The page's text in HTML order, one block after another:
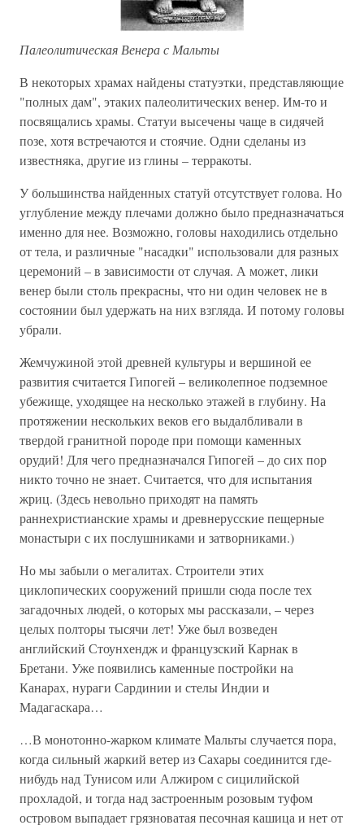
Палеолитическая Венера с Мальты
В некоторых храмах найдены статуэтки, представляющие
"полных дам", этаких палеолитических венер. Им-то и
посвящались храмы. Статуи высечены чаще в сидячей
позе, хотя встречаются и стоячие. Одни сделаны из
известняка, другие из глины – терракоты.
У большинства найденных статуй отсутствует голова. Но
углубление между плечами должно было предназначаться
именно для нее. Возможно, головы находились отдельно
от тела, и различные "насадки" использовали для разных
церемоний – в зависимости от случая. А может, лики
венер были столь прекрасны, что ни один человек не в
состоянии был удержать на них взгляда. И потому головы
убрали.
Жемчужиной этой древней культуры и вершиной ее
развития считается Гипогей – великолепное подземное
убежище, уходящее на несколько этажей в глубину. На
протяжении нескольких веков его выдалбливали в
твердой гранитной породе при помощи каменных
орудий! Для чего предназначался Гипогей – до сих пор
никто точно не знает. Считается, что для испытания
жриц. (Здесь невольно приходят на память
раннехристианские храмы и древнерусские пещерные
монастыри с их послушниками и затворниками.)
Но мы забыли о мегалитах. Строители этих
циклопических сооружений пришли сюда после тех
загадочных людей, о которых мы рассказали, – через
целых полторы тысячи лет! Уже был возведен
английский Стоунхендж и французский Карнак в
Бретани. Уже появились каменные постройки на
Канарах, нураги Сардинии и стелы Индии и
Мадагаскара…
…В монотонно-жарком климате Мальты случается пора,
когда сильный жаркий ветер из Сахары соединится где-
нибудь над Тунисом или Алжиром с сицилийской
прохладой, и тогда над застроенным розовым туфом
островом выпадает грязноватая песочная кашица и нет от